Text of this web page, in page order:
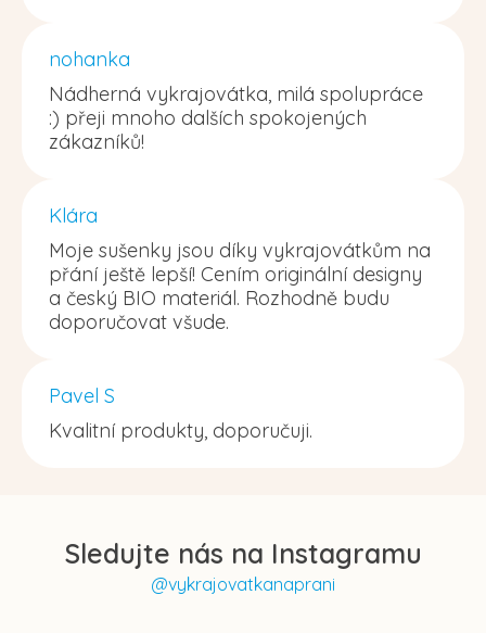
nohanka
Nádherná vykrajovátka, milá spolupráce
:) přeji mnoho dalších spokojených
zákazníků!
Klára
Moje sušenky jsou díky vykrajovátkům na
přání ještě lepší! Cením originální designy
a český BIO materiál. Rozhodně budu
doporučovat všude.
Pavel S
Kvalitní produkty, doporučuji.
Sledujte nás na Instagramu
@vykrajovatkanaprani